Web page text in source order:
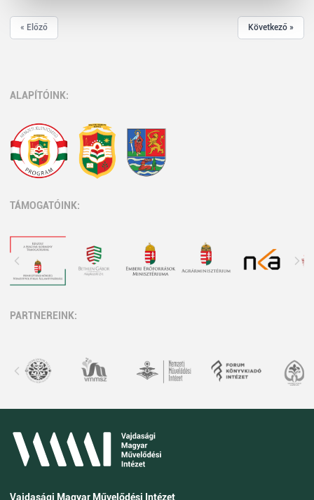
« Előző Következő »
ALAPÍTÓINK:
TÁMOGATÓINK:
PARTNEREINK:
Vajdasági Magyar Művelődési Intézet